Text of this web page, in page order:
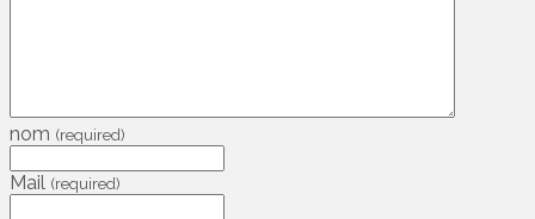
nom (required)
Mail (required)